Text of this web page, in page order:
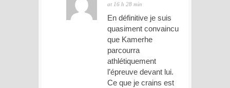
at 16 h 28 min
En définitive je suis
quasiment convaincu
que Kamerhe
parcourra
athlétiquement
l’épreuve devant lui.
Ce que je crains est